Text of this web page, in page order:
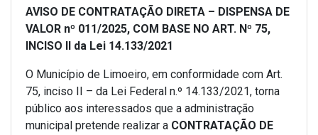
AVISO DE CONTRATAÇÃO DIRETA – DISPENSA DE
VALOR nº 011/2025, COM BASE NO ART. Nº 75,
INCISO II da Lei 14.133/2021
O Município de Limoeiro, em conformidade com Art.
75, inciso II – da Lei Federal n.º 14.133/2021, torna
público aos interessados que a administração
municipal pretende realizar a CONTRATAÇÃO DE